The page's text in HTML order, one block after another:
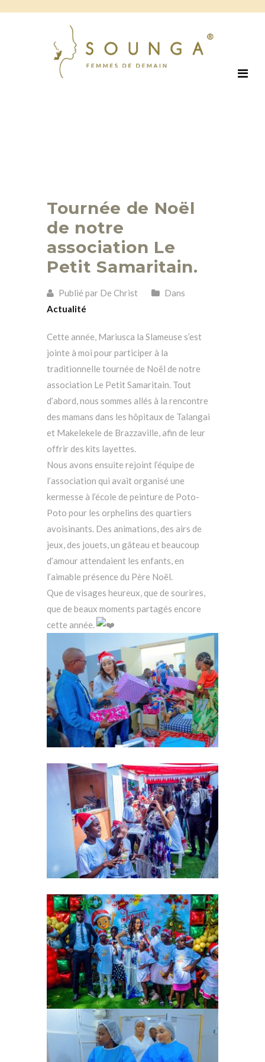
Tournée de Noël
de notre
association Le
Petit Samaritain.
Publié par De Christ
Dans
Actualité
Cette année, Mariusca la Slameuse s’est
jointe à moi pour participer à la
traditionnelle tournée de Noël de notre
association Le Petit Samaritain. Tout
d’abord, nous sommes allés à la rencontre
des mamans dans les hôpitaux de Talangai
et Makelekele de Brazzaville, afin de leur
offrir des kits layettes.
Nous avons ensuite rejoint l’équipe de
l’association qui avait organisé une
kermesse à l’école de peinture de Poto-
Poto pour les orphelins des quartiers
avoisinants. Des animations, des airs de
jeux, des jouets, un gâteau et beaucoup
d’amour attendaient les enfants, en
l’aimable présence du Père Noël.
Que de visages heureux, que de sourires,
que de beaux moments partagés encore
cette année.